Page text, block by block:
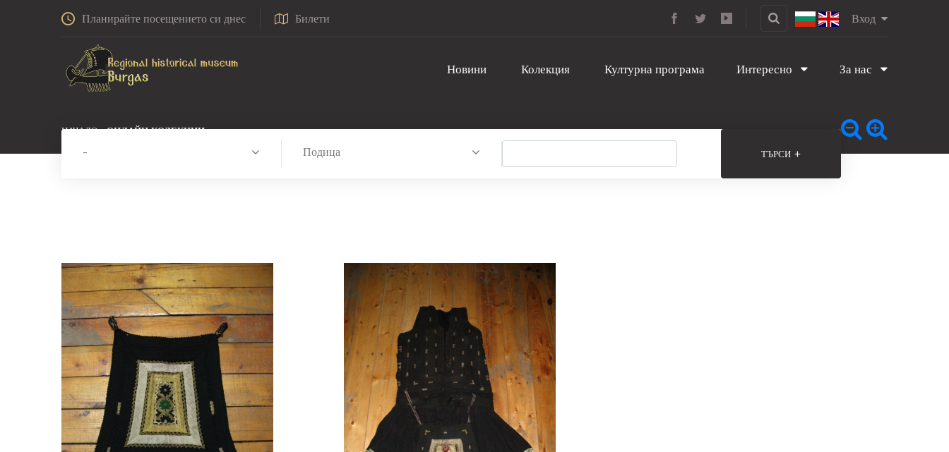
Планирайте посещението си днес Билети Вход
Новини Колекция Културна програма Интересно За нас
НАЧАЛО ОНЛАЙН КОЛЕКЦИИ
- Подица ТЪРСИ +